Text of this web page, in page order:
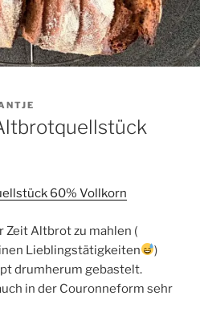
60% Vollkorn
Zeit Altbrot zu mahlen (
Lieblingstätigkeiten
)
drumherum gebastelt.
in der Couronneform sehr